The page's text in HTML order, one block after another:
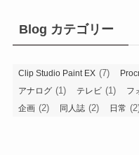
Blog カテゴリー
Clip Studio Paint EX (7)
アナログ (1) テレビ (1) フ
企画 (2) 同人誌 (2) 日常